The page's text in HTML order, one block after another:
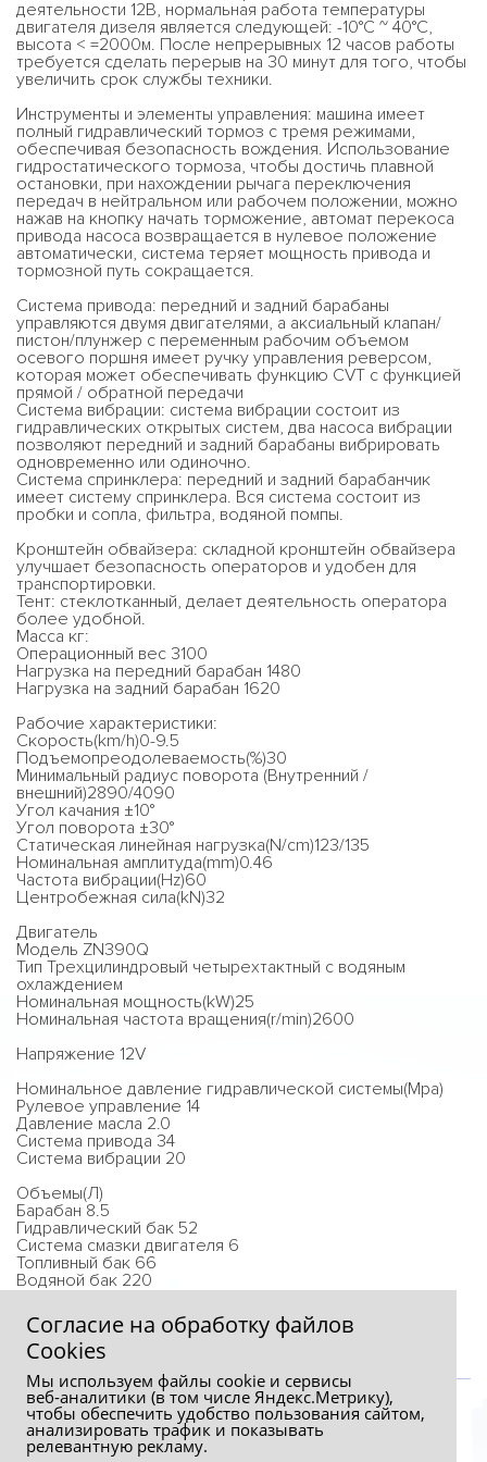
деятельности 12В, нормальная работа температуры
двигателя дизеля является следующей: -10°C ~ 40°C,
высота < =2000м. После непрерывных 12 часов работы
требуется сделать перерыв на 30 минут для того, чтобы
увеличить срок службы техники.
Инструменты и элементы управления: машина имеет
полный гидравлический тормоз с тремя режимами,
обеспечивая безопасность вождения. Использование
гидростатического тормоза, чтобы достичь плавной
остановки, при нахождении рычага переключения
передач в нейтральном или рабочем положении, можно
нажав на кнопку начать торможение, автомат перекоса
привода насоса возвращается в нулевое положение
автоматически, система теряет мощность привода и
тормозной путь сокращается.
Система привода: передний и задний барабаны
управляются двумя двигателями, а аксиальный клапан/
пистон/плунжер с переменным рабочим объемом
осевого поршня имеет ручку управления реверсом,
которая может обеспечивать функцию CVT с функцией
прямой / обратной передачи
Система вибрации: система вибрации состоит из
гидравлических открытых систем, два насоса вибрации
позволяют передний и задний барабаны вибрировать
одновременно или одиночно.
Система спринклера: передний и задний барабанчик
имеет систему спринклера. Вся система состоит из
пробки и сопла, фильтра, водяной помпы.
Кронштейн обвайзера: складной кронштейн обвайзера
улучшает безопасность операторов и удобен для
транспортировки.
Тент: стеклотканный, делает деятельность оператора
более удобной.
Масса кг:
Операционный вес 3100
Нагрузка на передний барабан 1480
Нагрузка на задний барабан 1620
Рабочие характеристики:
Скорость(km/h)0-9.5
Подъемопреодолеваемость(%)30
Минимальный радиус поворота (Внутренний /
внешний)2890/4090
Угол качания ±10°
Угол поворота ±30°
Статическая линейная нагрузка(N/cm)123/135
Номинальная амплитуда(mm)0.46
Частота вибрации(Hz)60
Центробежная сила(kN)32
Двигатель
Модель ZN390Q
Тип Трехцилиндровый четырехтактный с водяным
охлаждением
Номинальная мощность(kW)25
Номинальная частота вращения(r/min)2600
Напряжение 12V
Номинальное давление гидравлической системы(Mpa)
Рулевое управление 14
Давление масла 2.0
Система привода 34
Система вибрации 20
Объемы(Л)
Барабан 8.5
Гидравлический бак 52
Система смазки двигателя 6
Топливный бак 66
Водяной бак 220
Согласие на обработку файлов
Сookies
Мы используем файлы cookie и сервисы
веб‑аналитики (в том числе Яндекс.Метрику),
чтобы обеспечить удобство пользования сайтом,
анализировать трафик и показывать
релевантную рекламу.